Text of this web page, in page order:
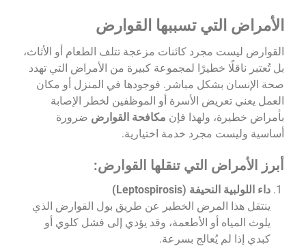
الأمراض التي تسببها القوارض
القوارض ليست مجرد كائنات مزعجة تتلف الطعام أو الأثاث،
بل تُعتبر ناقلًا خطيرًا لمجموعة كبيرة من الأمراض التي تهدد
صحة الإنسان بشكل مباشر. فوجودها في المنزل أو مكان
العمل يعني تعريض الأسرة أو الموظفين لخطر الإصابة
بأمراض خطيرة، ولهذا فإن مكافحة القوارض ضرورة
أساسية وليست مجرد خدمة اختيارية.
أبرز الأمراض التي تنقلها القوارض:
داء اللولبية النحيفة (Leptospirosis)
ينتقل هذا المرض الخطير عن طريق بول القوارض الذي
يلوث المياه أو الأطعمة، وقد يؤدي إلى فشل كلوي أو
كبدي إذا لم يُعالج بسرعة.